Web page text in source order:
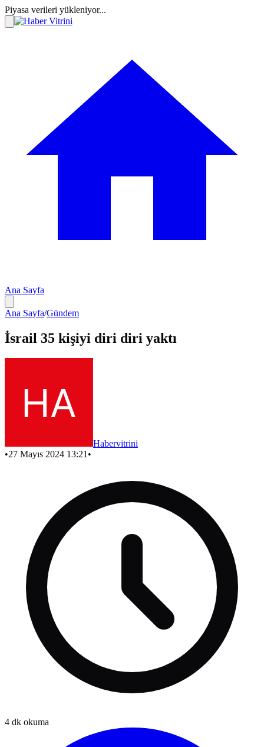
Piyasa verileri yükleniyor...
Ana Sayfa
Ana Sayfa/Gündem
İsrail 35 kişiyi diri diri yaktı
Habervitrini
•27 Mayıs 2024 13:21 •
4 dk okuma